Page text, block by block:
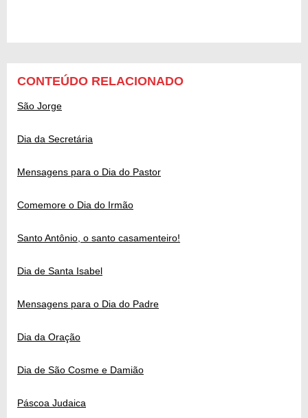
CONTEÚDO RELACIONADO
São Jorge
Dia da Secretária
Mensagens para o Dia do Pastor
Comemore o Dia do Irmão
Santo Antônio, o santo casamenteiro!
Dia de Santa Isabel
Mensagens para o Dia do Padre
Dia da Oração
Dia de São Cosme e Damião
Páscoa Judaica